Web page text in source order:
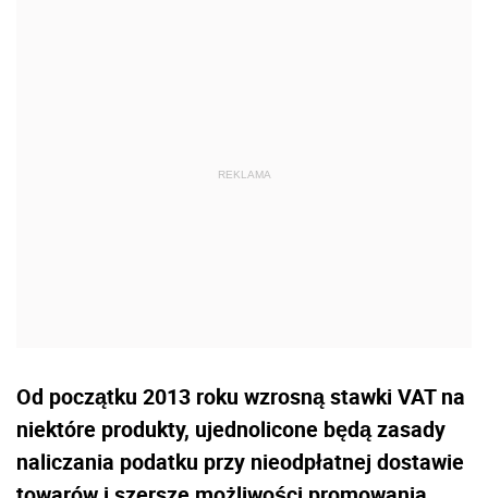
Od początku 2013 roku wzrosną stawki VAT na
niektóre produkty, ujednolicone będą zasady
naliczania podatku przy nieodpłatnej dostawie